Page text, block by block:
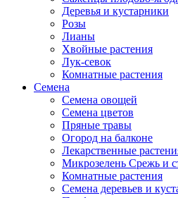
Деревья и кустарники
Розы
Лианы
Хвойные растения
Лук-севок
Комнатные растения
Семена
Семена овощей
Семена цветов
Пряные травы
Огород на балконе
Лекарственные
Микрозелень Срежь и
Комнатные растения
Семена деревьев и